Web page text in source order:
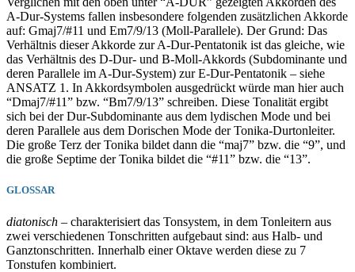
A-Dur-Systems fallen insbesondere folgenden zusätzlichen Akkorde
auf: Gmaj7/#11 und Em7/9/13 (Moll-Parallele). Der Grund: Das
Verhältnis dieser Akkorde zur A-Dur-Pentatonik ist das gleiche, wie
das Verhältnis des D-Dur- und B-Moll-Akkords (Subdominante und
deren Parallele im A-Dur-System) zur E-Dur-Pentatonik – siehe
ANSATZ 1. In Akkordsymbolen ausgedrückt würde man hier auch
“Dmaj7/#11” bzw. “Bm7/9/13” schreiben. Diese Tonalität ergibt
sich bei der Dur-Subdominante aus dem lydischen Mode und bei
deren Parallele aus dem Dorischen Mode der Tonika-Durtonleiter.
Die große Terz der Tonika bildet dann die “maj7” bzw. die “9”, und
die große Septime der Tonika bildet die “#11” bzw. die “13”.
GLOSSAR
diatonisch – charakterisiert das Tonsystem, in dem Tonleitern aus
zwei verschiedenen Tonschritten aufgebaut sind: aus Halb- und
Ganztonschritten. Innerhalb einer Oktave werden diese zu 7
Tonstufen kombiniert.